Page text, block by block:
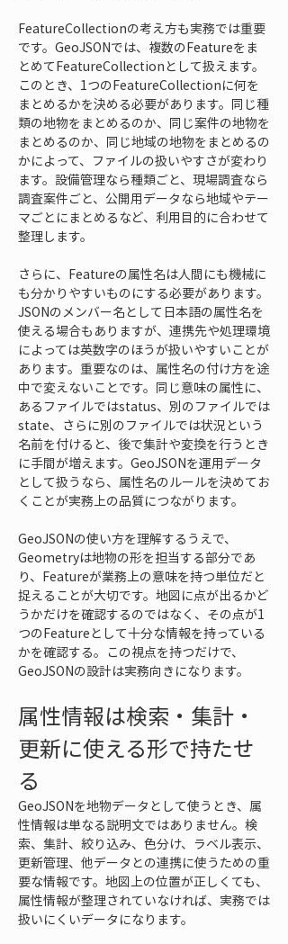
FeatureCollectionの考え方も実務では重要
です。GeoJSONでは、複数のFeatureをま
とめてFeatureCollectionとして扱えます。
このとき、1つのFeatureCollectionに何を
まとめるかを決める必要があります。同じ種
類の地物をまとめるのか、同じ案件の地物を
まとめるのか、同じ地域の地物をまとめるの
かによって、ファイルの扱いやすさが変わり
ます。設備管理なら種類ごと、現場調査なら
調査案件ごと、公開用データなら地域やテー
マごとにまとめるなど、利用目的に合わせて
整理します。
さらに、Featureの属性名は人間にも機械に
も分かりやすいものにする必要があります。
JSONのメンバー名として日本語の属性名を
使える場合もありますが、連携先や処理環境
によっては英数字のほうが扱いやすいことが
あります。重要なのは、属性名の付け方を途
中で変えないことです。同じ意味の属性に、
あるファイルではstatus、別のファイルでは
state、さらに別のファイルでは状況という
名前を付けると、後で集計や変換を行うとき
に手間が増えます。GeoJSONを運用データ
として扱うなら、属性名のルールを決めてお
くことが実務上の品質につながります。
GeoJSONの使い方を理解するうえで、
Geometryは地物の形を担当する部分であ
り、Featureが業務上の意味を持つ単位だと
捉えることが大切です。地図に点が出るかど
うかだけを確認するのではなく、その点が1
つのFeatureとして十分な情報を持っている
かを確認する。この視点を持つだけで、
GeoJSONの設計は実務向きになります。
属性情報は検索・集計・
更新に使える形で持たせ
る
GeoJSONを地物データとして使うとき、属
性情報は単なる説明文ではありません。検
索、集計、絞り込み、色分け、ラベル表示、
更新管理、他データとの連携に使うための重
要な情報です。地図上の位置が正しくても、
属性情報が整理されていなければ、実務では
扱いにくいデータになります。